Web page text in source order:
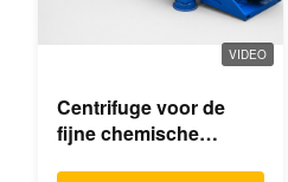
VIDEO
Centrifuge voor de
fijne chemische